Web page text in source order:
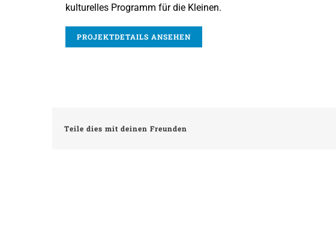
kulturelles Programm für die Kleinen.
PROJEKTDETAILS ANSEHEN
Teile dies mit deinen Freunden